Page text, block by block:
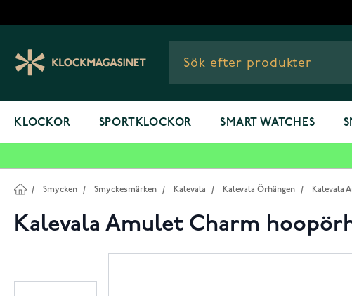
KLOCKOR SPORTKLOCKOR SMART WATCHES
/ Smycken / Smyckesmärken / Kalevala / Kalevala Örhängen / Kalevala
Kalevala Amulet Charm